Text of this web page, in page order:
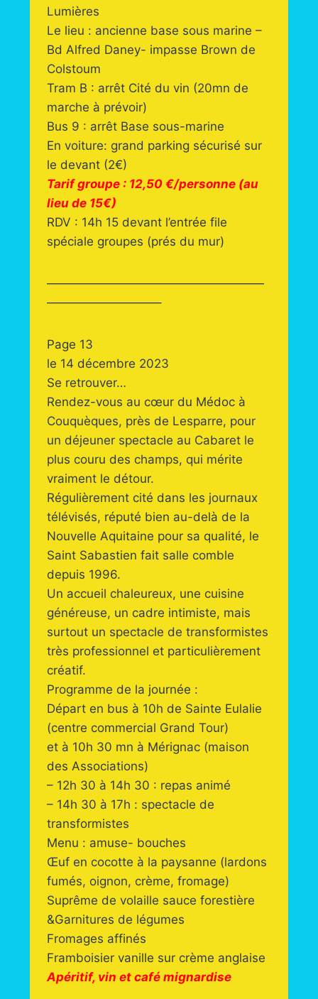
Lumières
Le lieu : ancienne base sous marine –
Bd Alfred Daney- impasse Brown de
Colstoum
Tram B : arrêt Cité du vin (20mn de
marche à prévoir)
Bus 9 : arrêt Base sous-marine
En voiture: grand parking sécurisé sur
le devant (2€)
Tarif groupe : 12,50 €/personne (au
lieu de 15€)
RDV : 14h 15 devant l’entrée file
spéciale groupes (prés du mur)
——————————————————
—————————–
Page 13
le 14 décembre 2023
Se retrouver…
Rendez-vous au cœur du Médoc à
Couquèques, près de Lesparre, pour
un déjeuner spectacle au Cabaret le
plus couru des champs, qui mérite
vraiment le détour.
Régulièrement cité dans les journaux
télévisés, réputé bien au-delà de la
Nouvelle Aquitaine pour sa qualité, le
Saint Sabastien fait salle comble
depuis 1996.
Un accueil chaleureux, une cuisine
généreuse, un cadre intimiste, mais
surtout un spectacle de transformistes
très professionnel et particulièrement
créatif.
Programme de la journée :
Départ en bus à 10h de Sainte Eulalie
(centre commercial Grand Tour)
et à 10h 30 mn à Mérignac (maison
des Associations)
– 12h 30 à 14h 30 : repas animé
– 14h 30 à 17h : spectacle de
transformistes
Menu : amuse- bouches
Œuf en cocotte à la paysanne (lardons
fumés, oignon, crème, fromage)
Suprême de volaille sauce forestière
&Garnitures de légumes
Fromages affinés
Framboisier vanille sur crème anglaise
Apéritif, vin et café mignardise